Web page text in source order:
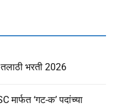
भरती 2026
‘गट-क’ पदांच्या